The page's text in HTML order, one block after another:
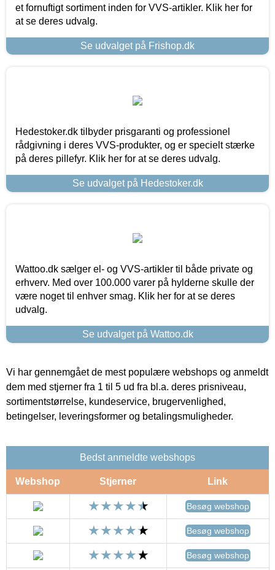
et fornuftigt sortiment inden for VVS-artikler. Klik her for
at se deres udvalg.
Se udvalget på Frishop.dk
Hedestoker.dk tilbyder prisgaranti og professionel
rådgivning i deres VVS-produkter, og er specielt stærke
på deres pillefyr. Klik her for at se deres udvalg.
Se udvalget på Hedestoker.dk
Wattoo.dk sælger el- og VVS-artikler til både private og
erhverv. Med over 100.000 varer på hylderne skulle der
være noget til enhver smag. Klik her for at se deres
udvalg.
Se udvalget på Wattoo.dk
Vi har gennemgået de mest populære webshops og anmeldt
dem med stjerner fra 1 til 5 ud fra bl.a. deres prisniveau,
sortimentstørrelse, kundeservice, brugervenlighed,
betingelser, leveringsformer og betalingsmuligheder.
Bedst anmeldte webshops
Webshop Stjerner Link
Besøg webshop
Besøg webshop
Besøg webshop